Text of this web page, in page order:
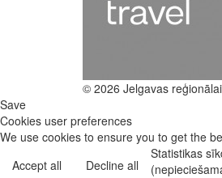
© 2026 Jelgavas
Save
Cookies user preferences
We use cookies to ensure you to get the
Accept all
Decline all
Statistikas